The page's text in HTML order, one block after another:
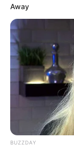
13:22 / 06
bağlı
Away
BUZZDAY